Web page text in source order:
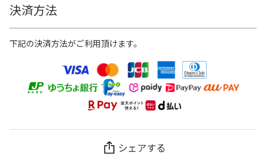
決済方法
下記の決済方法がご利用頂けます。
シェアする